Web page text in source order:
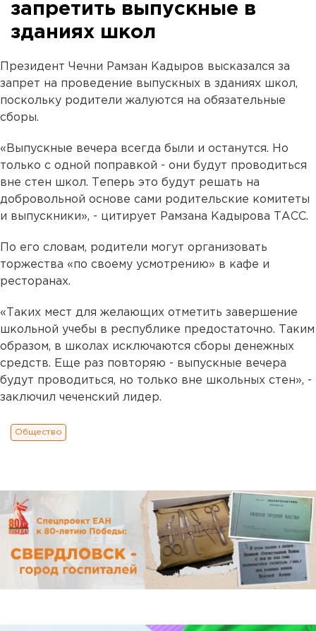
запретить выпускные в
зданиях школ
Президент Чечни Рамзан Кадыров высказался за
запрет на проведение выпускных в зданиях школ,
поскольку родители жалуются на обязательные
сборы.
«Выпускные вечера всегда были и останутся. Но
только с одной поправкой - они будут проводиться
вне стен школ. Теперь это будут решать на
добровольной основе сами родительские комитеты
и выпускники», - цитирует Рамзана Кадырова ТАСС.
По его словам, родители могут организовать
торжества «по своему усмотрению» в кафе и
ресторанах.
«Таких мест для желающих отметить завершение
школьной учебы в республике предостаточно. Таким
образом, в школах исключаются сборы денежных
средств. Еще раз повторяю - выпускные вечера
будут проводиться, но только вне школьных стен», -
заключил чеченский лидер.
Общество